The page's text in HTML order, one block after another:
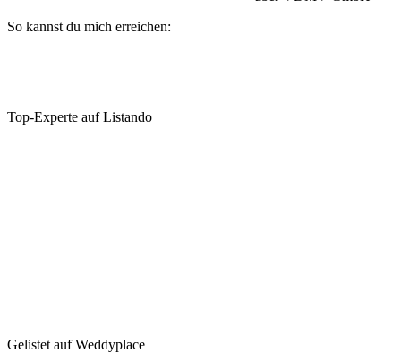
So kannst du mich erreichen:
Top-Experte auf Listando
Gelistet auf Weddyplace